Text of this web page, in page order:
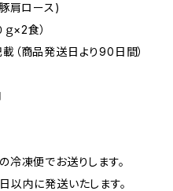
肩ロース)
×2食）
（商品発送日より90日間）
凍便でお送りします。
以内に発送いたします。